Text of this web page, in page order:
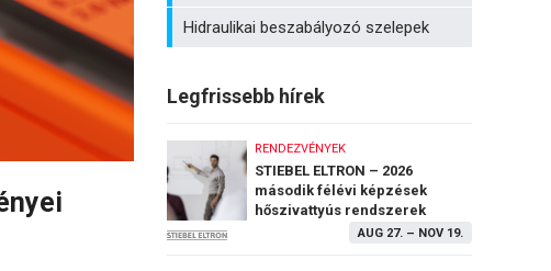
Hidraulikai beszabályozó szelepek
Legfrissebb hírek
AUG 27. – NOV 19.
RENDEZVÉNYEK
STIEBEL ELTRON – 2026
második félévi képzések
hőszivattyús rendszerek